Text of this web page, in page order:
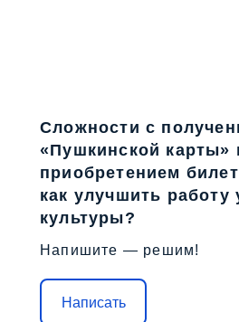
Сложности с
«Пушкинской карты»
приобретением
как улучшить работу
культуры?
Напишите — решим!
Написать